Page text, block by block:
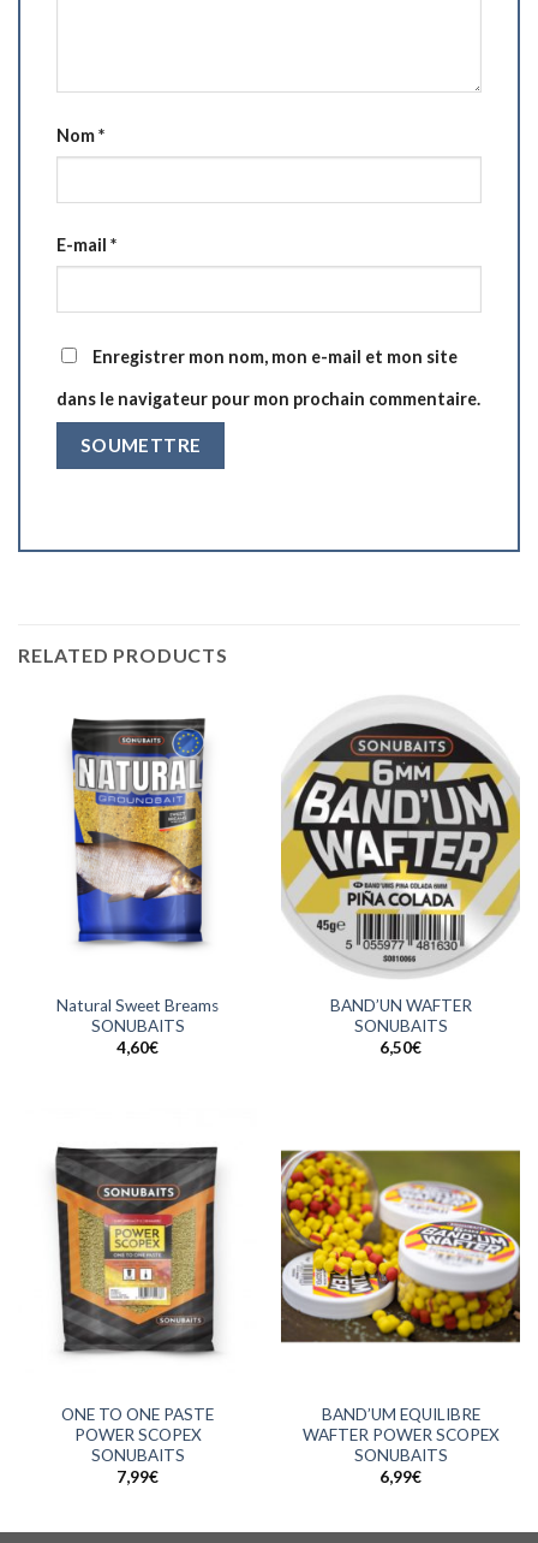
Nom*
E-mail *
Enregistrer mon nom, mon e-mail et mon site
dans le navigateur pour mon prochain commentaire.
RELATED PRODUCTS
Natural Sweet Breams
SONUBAITS
4,60€
BAND’UN WAFTER
SONUBAITS
6,50€
ONE TO ONE PASTE
POWER SCOPEX
SONUBAITS
7,99€
BAND’UM EQUILIBRE
WAFTER POWER SCOPEX
SONUBAITS
6,99€